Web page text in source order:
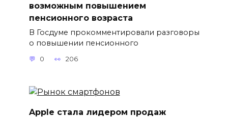
возможным повышением
пенсионного возраста
В Госдуме прокомментировали разговоры
о повышении пенсионного
0 206
Apple стала лидером продаж